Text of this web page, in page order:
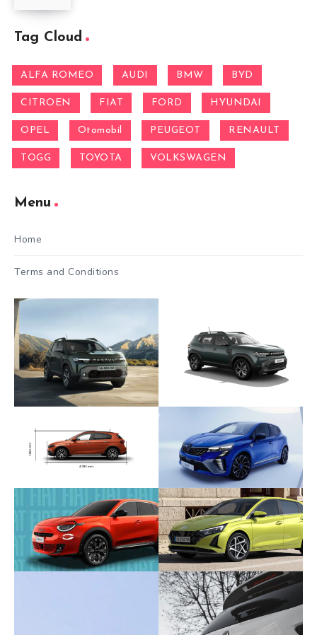
Tag Cloud
ALFA ROMEO AUDI BMW BYD
CITROEN FIAT FORD HYUNDAI
OPEL Otomobil PEUGEOT RENAULT
TOGG TOYOTA VOLKSWAGEN
Menu
Home
Terms and Conditions